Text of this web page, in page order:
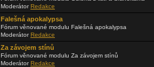
ModerátorRedakce
Falešná apokalypsa
Fórum věnované modulu Falešná apokalypsa
ModerátorRedakce
Za závojem stínů
Fórum věnované modulu Za závojem stínů
ModerátorRedakce